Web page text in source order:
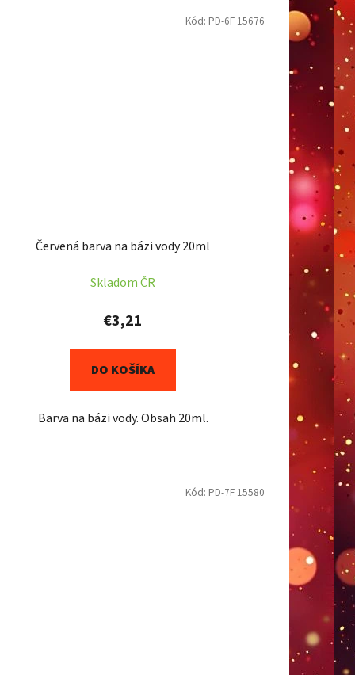
Červená barva na bázi vody 20ml
Skladom ČR
€3,21
DO KOŠÍKA
Barva na bázi vody. Obsah 20ml.
Kód: PD-6F 15676
Kód: PD-7F 15580